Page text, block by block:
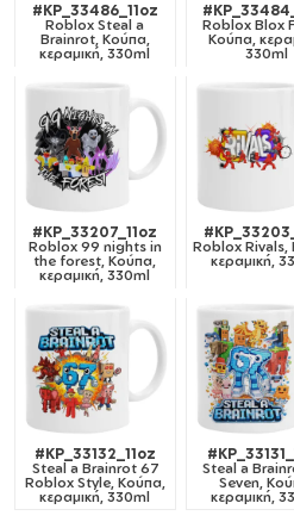
#KP_33486_11oz
Roblox Steal a
Brainrot, Κούπα,
κεραμική, 330ml
Roblox Blox
Κούπα,
330ml
#KP_33207_11oz
Roblox 99 nights in
the forest, Κούπα,
κεραμική, 330ml
Roblox Rivals,
κεραμική,
#KP_33132_11oz
Steal a Brainrot 67
Roblox Style, Κούπα,
κεραμική, 330ml
Steal a
Seven,
κεραμική,